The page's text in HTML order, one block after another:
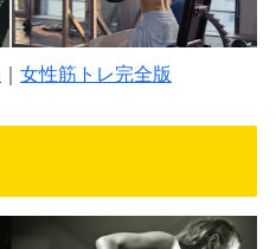
女性筋トレ完全版